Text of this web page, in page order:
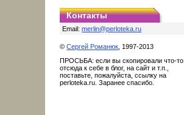
Контакты
Email:merlin@perloteka.ru
©Сергей Романюк , 1997-2013
ПРОСЬБА: если вы скопировали что-то
отсюда к себе в блог, на сайт и т.п.,
поставьте, пожалуйста, ссылку на
perloteka.ru. Заранее спасибо.